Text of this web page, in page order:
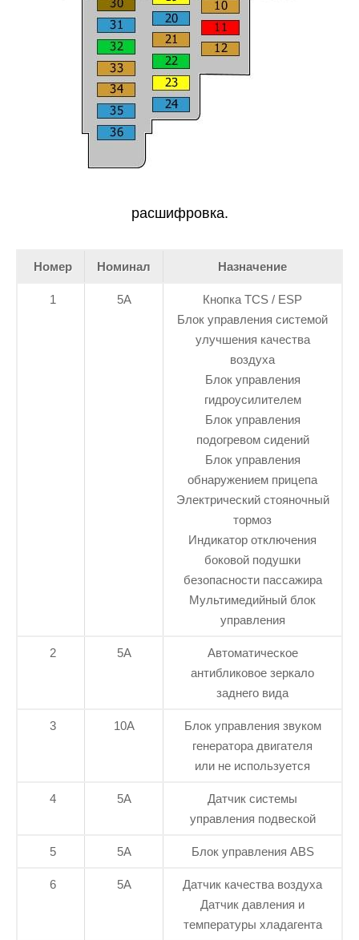
расшифровка.
Номер Номинал Назначение
1 5А
Кнопка TCS / ESP
Блок управления системой
улучшения качества
воздуха
Блок управления
гидроусилителем
Блок управления
подогревом сидений
Блок управления
обнаружением прицепа
Электрический стояночный
тормоз
Индикатор отключения
боковой подушки
безопасности пассажира
Мультимедийный блок
управления
2 5А
Автоматическое
антибликовое зеркало
заднего вида
3 10А
Блок управления звуком
генератора двигателя
или не используется
4 5А
Датчик системы
управления подвеской
5 5А Блок управления ABS
6 5А
Датчик качества воздуха
Датчик давления и
температуры хладагента